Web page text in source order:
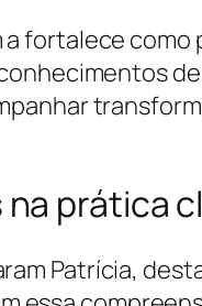
fortalece
prática
Patrícia,